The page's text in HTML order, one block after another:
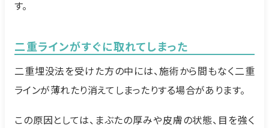
す。
二重ラインがすぐに取れてしまった
二重埋没法を受けた方の中には、施術から間もなく二重
ラインが薄れたり消えてしまったりする場合があります。
この原因としては、まぶたの厚みや皮膚の状態、目を強く